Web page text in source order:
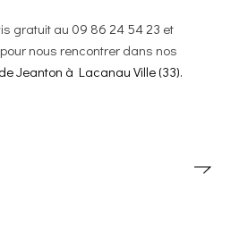
gratuit au 09 86 24 54 23 et
nous rencontrer dans nos
Jeanton à Lacanau Ville (33).